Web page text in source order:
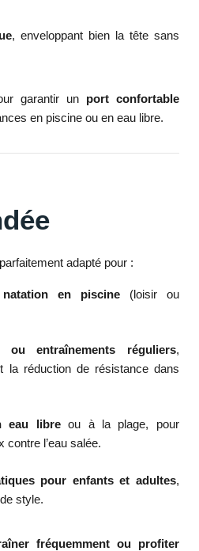
, enveloppant bien la tête sans
garantir un port confortable
en piscine ou en eau libre.
adapté pour :
en piscine(loisir ou
ou entraînements réguliers,
la réduction de résistance dans
eau libreou à la plage, pour
contre l’eau salée.
pour enfants et adultes,
style.
fréquemment ou profiter